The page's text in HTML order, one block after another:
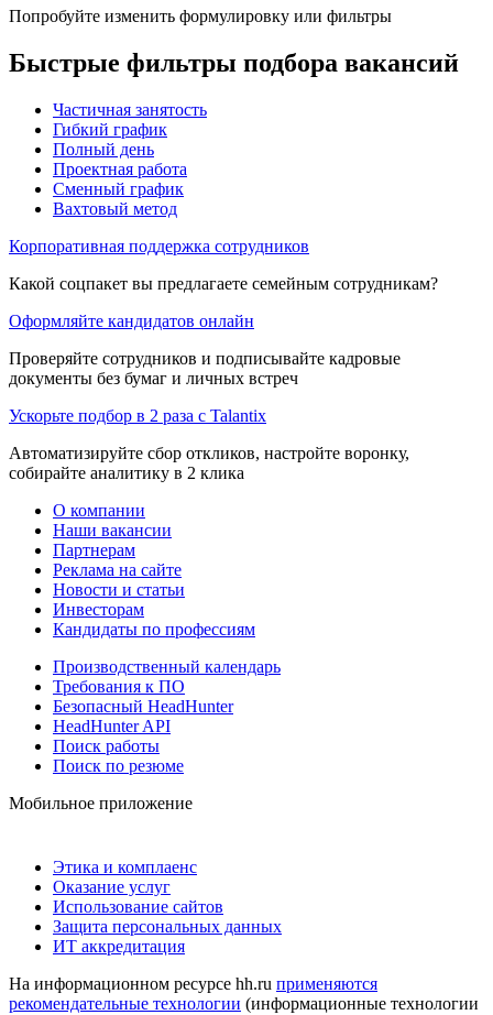
Попробуйте изменить формулировку или фильтры
Быстрые фильтры подбора вакансий
Частичная занятость
Гибкий график
Полный день
Проектная работа
Сменный график
Вахтовый метод
Корпоративная поддержка сотрудников
Какой соцпакет вы предлагаете семейным сотрудникам?
Оформляйте кандидатов онлайн
Проверяйте сотрудников и подписывайте кадровые
документы без бумаг и личных встреч
Ускорьте подбор в 2 раза с Talantix
Автоматизируйте сбор откликов, настройте воронку,
собирайте аналитику в 2 клика
О компании
Наши вакансии
Партнерам
Реклама на сайте
Новости и статьи
Инвесторам
Кандидаты по профессиям
Производственный календарь
Требования к ПО
Безопасный HeadHunter
HeadHunter API
Поиск работы
Поиск по резюме
Мобильное приложение
Этика и комплаенс
Оказание услуг
Использование сайтов
Защита персональных данных
ИТ аккредитация
На информационном ресурсе hh.ru применяются
рекомендательные технологии (информационные технологии